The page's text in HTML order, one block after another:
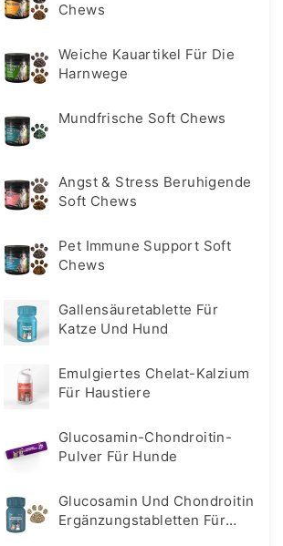
Chews
Weiche Kauartikel Für Die
Harnwege
Mundfrische Soft Chews
Angst & Stress Beruhigende
Soft Chews
Pet Immune Support Soft
Chews
Gallensäuretablette Für
Katze Und Hund
Emulgiertes Chelat-Kalzium
Für Haustiere
Glucosamin-Chondroitin-
Pulver Für Hunde
Glucosamin Und Chondroitin
Ergänzungstabletten Für